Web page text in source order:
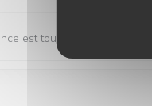
est toujours au rendez-